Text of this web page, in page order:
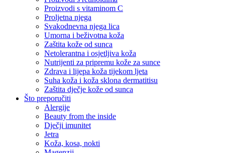
Proizvodi s vitaminom C
Proljetna njega
Svakodnevna njega lica
Umorna i beživotna koža
Zaštita kože od sunca
Netolerantna i osjetljiva koža
Nutrijenti za pripremu kože za sunce
Zdrava i lijepa koža tijekom ljeta
Suha koža i koža sklona dermatitisu
Zaštita dječje kože od sunca
Što preporučiti
Alergije
Beauty from the inside
Dječji imunitet
Jetra
Koža, kosa, nokti